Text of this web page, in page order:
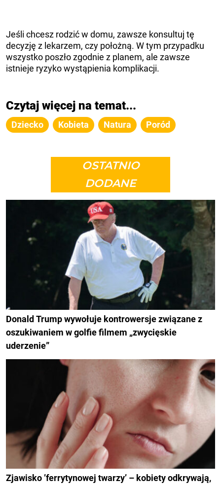
Jeśli chcesz rodzić w domu, zawsze konsultuj tę
decyzję z lekarzem, czy położną. W tym przypadku
wszystko poszło zgodnie z planem, ale zawsze
istnieje ryzyko wystąpienia komplikacji.
Czytaj więcej na temat...
Dziecko Kobieta Natura Poród
OSTATNIO
DODANE
Donald Trump wywołuje kontrowersje związane z
oszukiwaniem w golfie filmem „zwycięskie
uderzenie”
Zjawisko ’ferrytynowej twarzy’ – kobiety odkrywają,